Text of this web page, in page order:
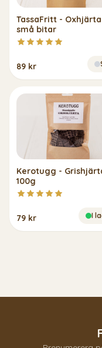
TassaFritt -
små bitar
89 kr
Kerotugg -
100g
79 kr I